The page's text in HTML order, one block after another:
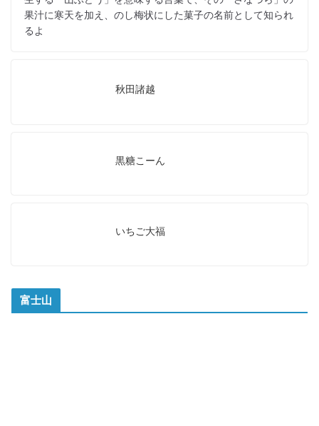
果汁に寒天を加え、のし梅状にした菓子の名前として知られ
るよ
秋田諸越
黒糖こーん
いちご大福
富士山